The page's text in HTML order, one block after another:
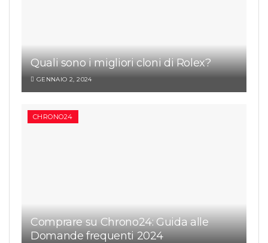
Quali sono i migliori cloni di Rolex?
GENNAIO 2, 2024
CHRONO24
Comprare su Chrono24: Guida alle
Domande frequenti 2024